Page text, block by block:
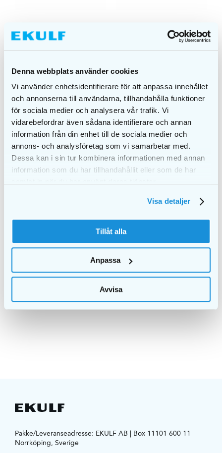
Denna webbplats använder cookies
Vi använder enhetsidentifierare för att anpassa innehållet
och annonserna till användarna, tillhandahålla funktioner
för sociala medier och analysera vår trafik. Vi
vidarebefordrar även sådana identifierare och annan
information från din enhet till de sociala medier och
annons- och analysföretag som vi samarbetar med.
Dessa kan i sin tur kombinera informationen med annan
information som du har tillhandahållit eller som de har
Visa detaljer
Tillåt alla
Anpassa
Avvisa
EKULF pH 1,1mm
bulk
DETALJER
EKULF ph 1,3mm
bulk
bulk
Pakke/Leveranseadresse: EKULF AB | Box 11101 600 11
Norrköping, Sverige